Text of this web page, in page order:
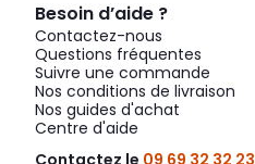
Besoin d’aide ?
Contactez-nous
Questions fréquentes
Suivre une commande
Nos conditions de livraison
Nos guides d'achat
Centre d'aide